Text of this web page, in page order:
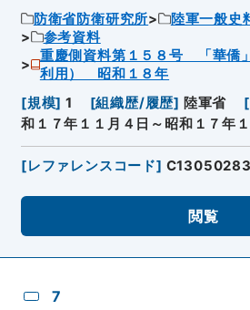
防衛省防衛研究所 陸軍一般史
参考資料
重慶側資料第１５８号 「華僑
利用） 昭和１８年
[規模] 1 [組織歴/履歴] 陸軍省 [
和１７年１１月４日～昭和１７年
[レファレンスコード]
閲覧
7